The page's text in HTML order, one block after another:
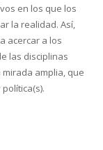
en los que los
la realidad. Así,
acercar a los
las disciplinas
amplia, que